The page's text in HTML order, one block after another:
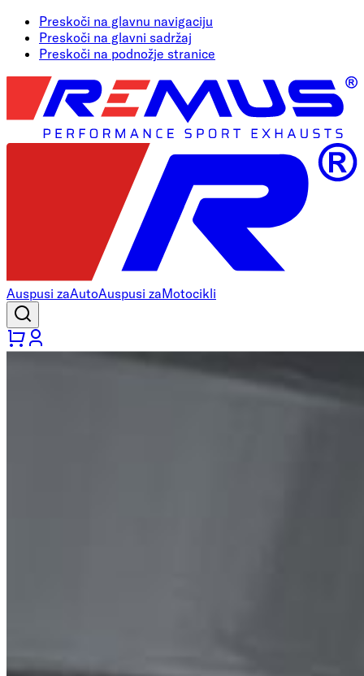
Preskoči na glavnu navigaciju
Preskoči na glavni sadržaj
Preskoči na podnožje stranice
Auspusi zaAutoAuspusi zaMotocikli